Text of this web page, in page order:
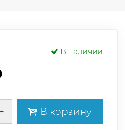
В наличии
+ В корзину